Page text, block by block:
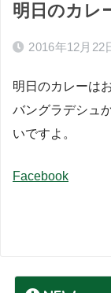
明日のカレ
2016年12月22
明日のカレーは
バングラデシュ
いですよ。
Facebook